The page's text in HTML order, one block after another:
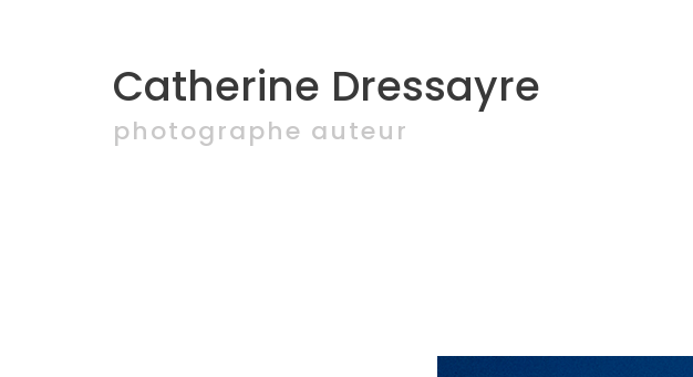
Catherine Dressayre
photographe auteur